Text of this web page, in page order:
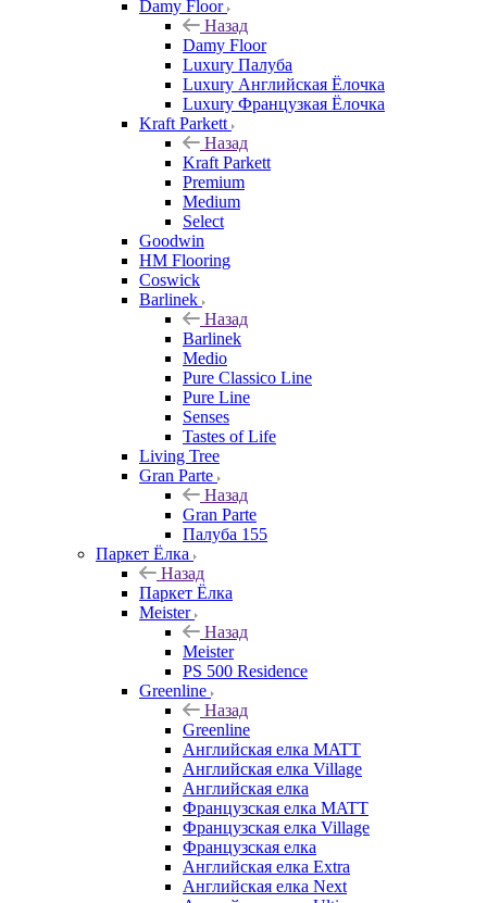
Damy Floor
Назад
Damy Floor
Luxury Палуба
Luxury Английская Ёлочка
Luxury Французкая Ёлочка
Kraft Parkett
Назад
Kraft Parkett
Premium
Medium
Select
Goodwin
HM Flooring
Coswick
Barlinek
Назад
Barlinek
Medio
Pure Classico Line
Pure Line
Senses
Tastes of Life
Living Tree
Gran Parte
Назад
Gran Parte
Палуба 155
Паркет Ёлка
Назад
Паркет Ёлка
Meister
Назад
Meister
PS 500 Residence
Greenline
Назад
Greenline
Английская елка MATT
Английская елка Village
Английская елка
Французская елка MATT
Французская елка Village
Французская елка
Английская елка Extra
Английская елка Next